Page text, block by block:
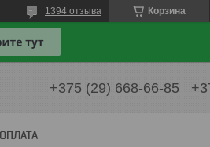
Корзина
1394 отзыва
+375 (29) 668-66-85